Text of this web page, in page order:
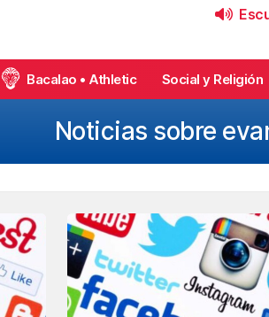
Bacalao • Athletic Social y Religión
Noticias sobre